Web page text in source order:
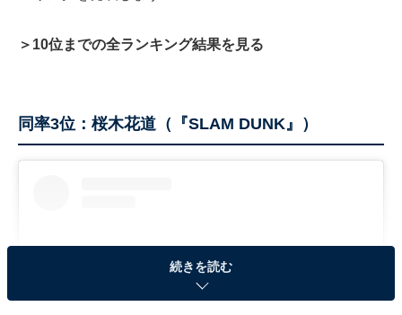
＞10位までの全ランキング結果を見る
同率3位：桜木花道（『SLAM DUNK』）
続きを読む